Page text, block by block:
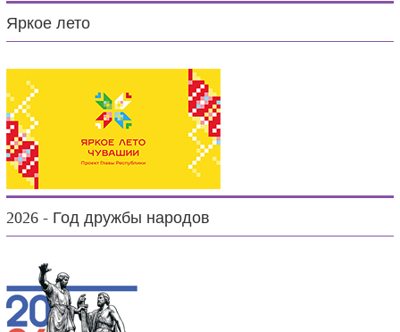
Яркое лето
2026 - Год дружбы народов